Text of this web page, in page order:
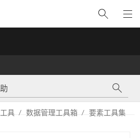
具 数据管理工具箱 要素工具集